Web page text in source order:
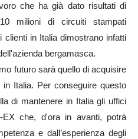
che ha già dato risultati di
milioni di circuiti stampati
in Italia dimostrano infatti
bergamasca.
futuro sarà quello di acquisire
Italia. Per conseguire questo
di mantenere in Italia gli uffici
che, d'ora in avanti, potrà
e dall’esperienza degli